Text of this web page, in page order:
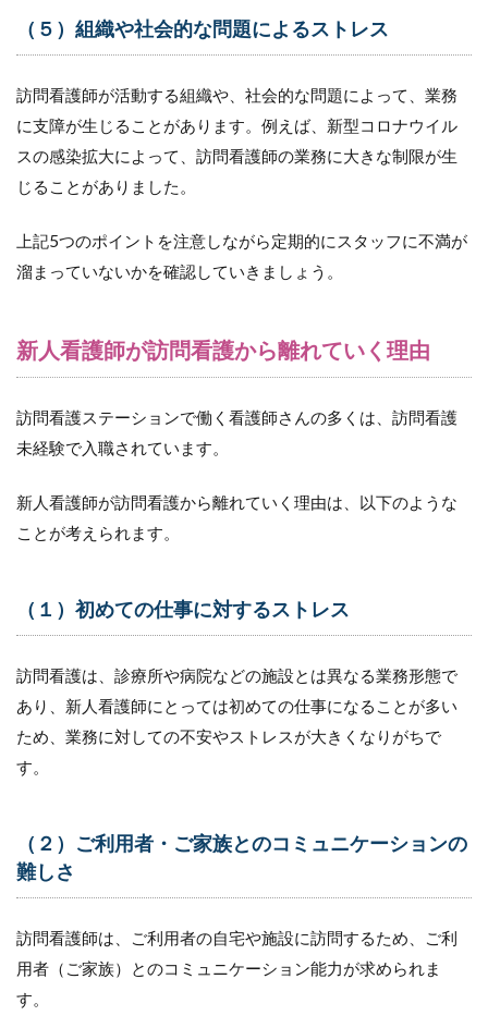
由
2.1
初めて
の仕事
に対す
るスト
レス
（２）
ご利用
者・ご
ュニケ
ーショ
しさ
2.3
容の複
雑さ
移動の
負担や
ール対
いこと
3
訪
護
師
の
退
を
防
ぐ
方
（５）組織や社会的な問題によるストレス
訪問看護師が活動する組織や、社会的な問題によって、業務
に支障が生じることがあります。例えば、新型コロナウイル
スの感染拡大によって、訪問看護師の業務に大きな制限が生
じることがありました。
上記5つのポイントを注意しながら定期的にスタッフに不満が
溜まっていないかを確認していきましょう。
新人看護師が訪問看護から離れていく理由
訪問看護ステーションで働く看護師さんの多くは、訪問看護
未経験で入職されています。
新人看護師が訪問看護から離れていく理由は、以下のような
ことが考えられます。
（１）初めての仕事に対するストレス
訪問看護は、診療所や病院などの施設とは異なる業務形態で
あり、新人看護師にとっては初めての仕事になることが多い
ため、業務に対しての不安やストレスが大きくなりがちで
す。
（２）ご利用者・ご家族とのコミュニケーションの
難しさ
訪問看護師は、ご利用者の自宅や施設に訪問するため、ご利
用者（ご家族）とのコミュニケーション能力が求められま
す。